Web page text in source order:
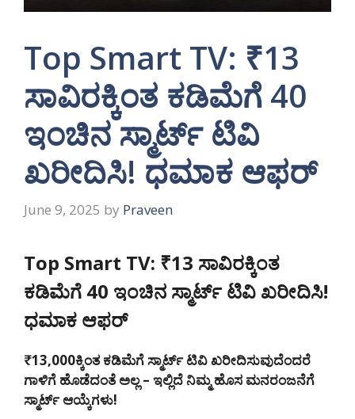
Top Smart TV: ₹13
ಸಾವಿರಕ್ಕಿಂತ ಕಡಿಮೆಗೆ 40
ಇಂಚಿನ ಸ್ಮಾರ್ಟ್ ಟಿವಿ
ಖರೀದಿಸಿ! ಧಮಾಕ ಆಫರ್
June 9, 2025 by Praveen
Top Smart TV: ₹13 ಸಾವಿರಕ್ಕಿಂತ
ಕಡಿಮೆಗೆ 40 ಇಂಚಿನ ಸ್ಮಾರ್ಟ್ ಟಿವಿ ಖರೀದಿಸಿ!
ಧಮಾಕ ಆಫರ್
₹13,000ಕ್ಕಿಂತ ಕಡಿಮೆಗೆ ಸ್ಮಾರ್ಟ್ ಟಿವಿ ಖರೀದಿಸುವುದೆಂದರೆ
ಗಾಳಿಗೆ ಹೊಡೆದಂತೆ ಅಲ್ಲ – ಇಲ್ಲಿದೆ ನಿಮ್ಮ ಹೊಸ ಮನರಂಜನೆಗೆ
ಸ್ಮಾರ್ಟ್ ಆಯ್ಕೆಗಳು!